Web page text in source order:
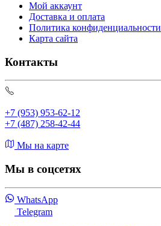
Мой аккаунт
Доставка и оплата
Политика конфиденциальности
Карта сайта
Контакты
+7 (953) 953-62-12
+7 (487) 258-42-44
Мы на карте
Мы в соцсетях
WhatsApp
Telegram